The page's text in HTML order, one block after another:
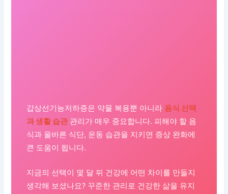
갑상선기능저하증은 약물 복용뿐 아니라 음식 선택
과 생활 습관 관리가 매우 중요합니다. 피해야 할 음
식과 올바른 식단, 운동 습관을 지키면 증상 완화에
큰 도움이 됩니다.
지금의 선택이 몇 달 뒤 건강에 어떤 차이를 만들지
생각해 보셨나요? 꾸준한 관리로 건강한 삶을 유지